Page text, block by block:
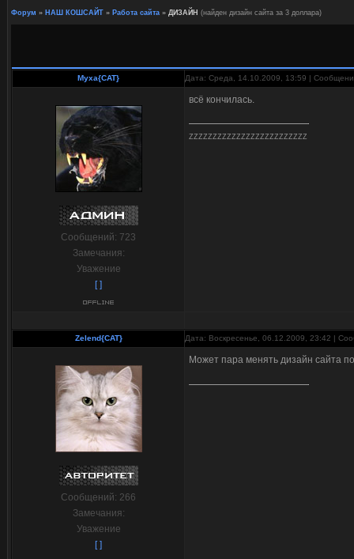
Форум » НАШ КОШСАЙТ » Работа сайта » ДИЗАЙН (найден дизайн сайта за 3 доллара)
Myxa{CAT} Дата: Среда, 14.10.2009, 13:59 |
Сообщений: 723
Замечания:
Уважение
[ ]
всё кончилась.
ZZZZZZZZZZZZZZZZZZZZZZZZZ
Zelend{CAT} Дата: Воскресенье, 06.12.2009, 23:42 |
Сообщений: 266
Замечания:
Уважение
[ ]
Может пара менять дизайн сайта